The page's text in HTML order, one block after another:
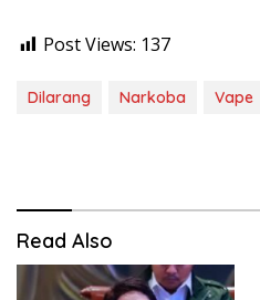
Post Views: 137
Dilarang Narkoba Vape
Read Also